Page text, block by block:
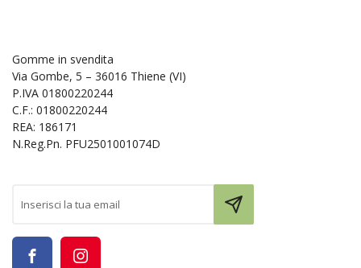
Gomme in svendita
Via Gombe, 5 – 36016 Thiene (VI)
P.IVA 01800220244
C.F.: 01800220244
REA: 186171
N.Reg.Pn. PFU2501001074D